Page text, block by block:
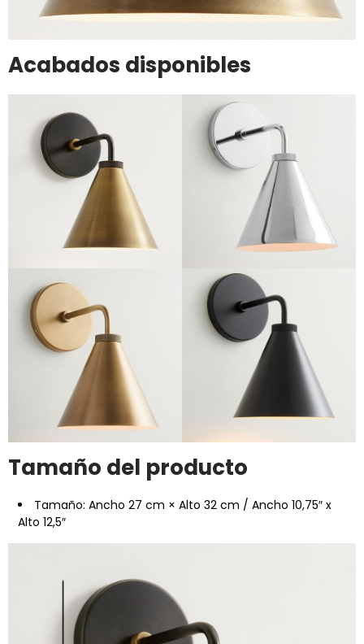
Acabados disponibles
Tamaño del producto
Tamaño: Ancho 27 cm × Alto 32 cm / Ancho 10,75″ x
Alto 12,5″